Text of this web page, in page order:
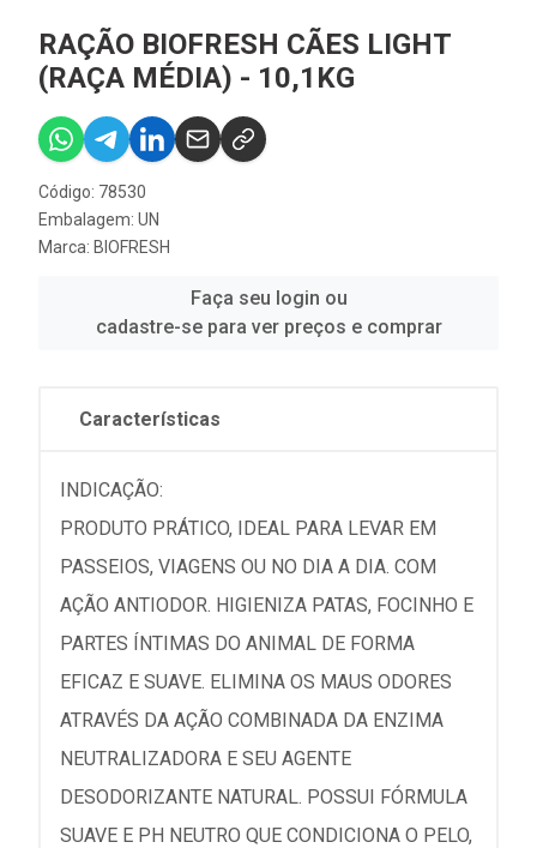
RAÇÃO BIOFRESH CÃES LIGHT
(RAÇA MÉDIA) - 10,1KG
Código: 78530
Embalagem: UN
Marca: BIOFRESH
Faça seu login ou
cadastre-se para ver preços e comprar
Características
INDICAÇÃO:
PRODUTO PRÁTICO, IDEAL PARA LEVAR EM
PASSEIOS, VIAGENS OU NO DIA A DIA. COM
AÇÃO ANTIODOR. HIGIENIZA PATAS, FOCINHO E
PARTES ÍNTIMAS DO ANIMAL DE FORMA
EFICAZ E SUAVE. ELIMINA OS MAUS ODORES
ATRAVÉS DA AÇÃO COMBINADA DA ENZIMA
NEUTRALIZADORA E SEU AGENTE
DESODORIZANTE NATURAL. POSSUI FÓRMULA
SUAVE E PH NEUTRO QUE CONDICIONA O PELO,